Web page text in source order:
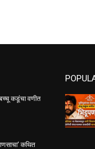
बच्चू कडूंचा वणीत
कथित